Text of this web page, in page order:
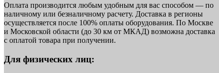
Оплата производится любым удобным для вас способом — по
наличному или безналичному расчету. Доставка в регионы
осуществляется после 100% оплаты оборудования. По Москве
и Московской области (до 30 км от МКАД) возможна доставка
с оплатой товара при получении.
Для физических лиц: